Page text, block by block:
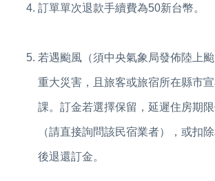
訂單單次退款手續費為50新台幣。
若遇颱風（須中央氣象局發佈陸上
重大災害，且旅客或旅宿所在縣市
課。訂金若選擇保留，延遲住房期
（請直接詢問該民宿業者），或扣
後退還訂金。